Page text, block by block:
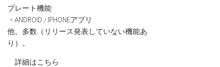
プレート機能
・ANDROID / IPHONEアプリ
他、多数（リリース発表していない機能あ
り）。
詳細はこちら